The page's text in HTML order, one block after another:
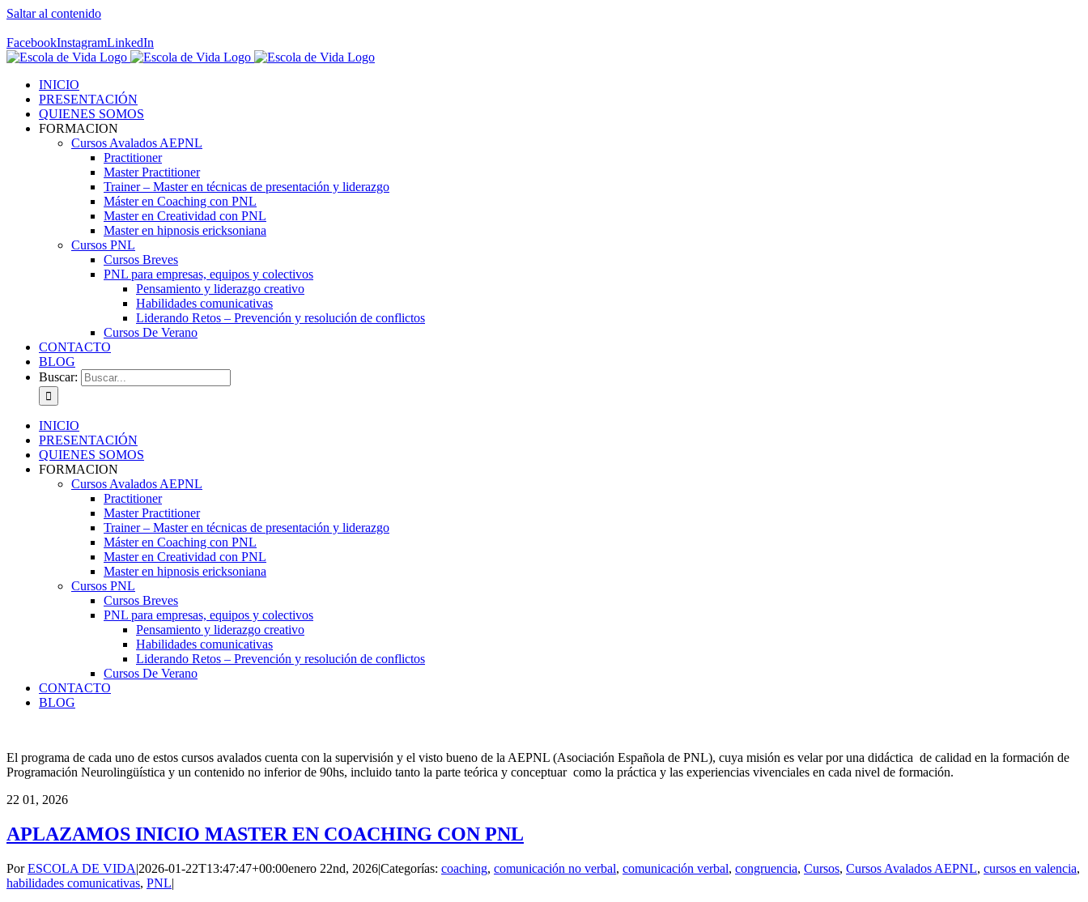
Saltar al contenido
FacebookInstagramLinkedIn
INICIO
PRESENTACIÓN
QUIENES SOMOS
FORMACION
Cursos Avalados AEPNL
Practitioner
Master Practitioner
Trainer – Master en técnicas de presentación y liderazgo
Máster en Coaching con PNL
Master en Creatividad con PNL
Master en hipnosis ericksoniana
Cursos PNL
Cursos Breves
PNL para empresas, equipos y colectivos
Pensamiento y liderazgo creativo
Habilidades comunicativas
Liderando Retos – Prevención y resolución de conflictos
Cursos De Verano
CONTACTO
BLOG
Buscar:
INICIO
PRESENTACIÓN
QUIENES SOMOS
FORMACION
Cursos Avalados AEPNL
Practitioner
Master Practitioner
Trainer – Master en técnicas de presentación y liderazgo
Máster en Coaching con PNL
Master en Creatividad con PNL
Master en hipnosis ericksoniana
Cursos PNL
Cursos Breves
PNL para empresas, equipos y colectivos
Pensamiento y liderazgo creativo
Habilidades comunicativas
Liderando Retos – Prevención y resolución de conflictos
Cursos De Verano
CONTACTO
BLOG
El programa de cada uno de estos cursos avalados cuenta con la supervisión y el visto bueno de la AEPNL (Asociación Española de PNL), cuya misión es velar por una didáctica de calidad en la formación de
Programación Neurolingüística y un contenido no inferior de 90hs, incluido tanto la parte teórica y conceptuar como la práctica y las experiencias vivenciales en cada nivel de formación.
22 01, 2026
APLAZAMOS INICIO MASTER EN COACHING CON PNL
PorESCOLA DE VIDA|2026-01-22T13:47:47+00:00enero 22nd, 2026|Categorías: coaching, comunicación no verbal, comunicación verbal, congruencia, Cursos, Cursos Avalados AEPNL, cursos en valencia,
habilidades comunicativas, PNL|